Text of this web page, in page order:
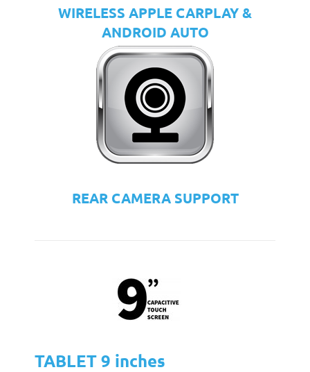
WIRELESS APPLE CARPLAY &
ANDROID AUTO
REAR CAMERA SUPPORT
TABLET 9 inches